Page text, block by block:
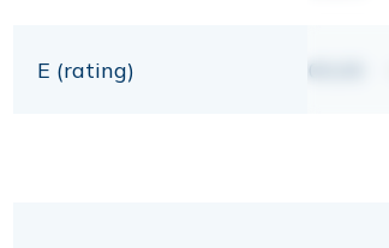
E (rating) 00,00